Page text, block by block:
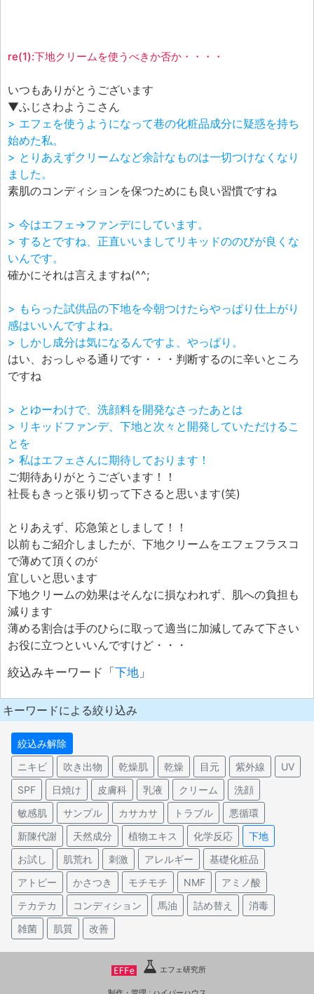
re(1):下地クリームを使うべきか否か・・・・
いつもありがとうございます
▼ふじさわようこさん
> エフェを使うようになって巷の化粧品成分に疑惑を持ち
始めた私。
> とりあえずクリームなど余計なものは一切つけなくなり
ました。
素肌のコンディションを保つためにも良い習慣ですね
> 今はエフェ→ファンデにしています。
> するとですね、正直いいましてリキッドののびが良くな
いんです。
確かにそれは言えますね(^^;
> もらった試供品の下地を今朝つけたらやっぱり仕上がり
感はいいんですよね。
> しかし成分は気になるんですよ、やっぱり。
はい、おっしゃる通りです・・・判断するのに辛いところ
ですね
> とゆーわけで、洗顔料を開発なさったあとは
> リキッドファンデ、下地と次々と開発していただけるこ
とを
> 私はエフェさんに期待しております！
ご期待ありがとうございます！！
社長もきっと張り切って下さると思います(笑)
とりあえず、応急策としまして！！
以前もご紹介しましたが、下地クリームをエフェフラスコ
で薄めて頂くのが
宜しいと思います
下地クリームの効果はそんなに損なわれず、肌への負担も
減ります
薄める割合は手のひらに取って適当に加減してみて下さい
お役に立つといいんですけど・・・
絞込みキーワード「 下地 」
キーワードによる絞り込み
絞込み解除
ニキビ
吹き出物 乾燥肌 乾燥 目元 紫外線
UV
SPF
日焼け 皮膚科 乳液 クリーム
洗顔
敏感肌
サンプル カサカサ トラブル
悪循環
新陳代謝
天然成分 植物エキス 化学反応
下地
お試し
肌荒れ 刺激 アレルギー
基礎化粧品
アトピー
かさつき モチモチ NMF
アミノ酸
テカテカ
コンディション 馬油 詰め替え
消毒
雑菌
肌質 改善
エフェ研究所